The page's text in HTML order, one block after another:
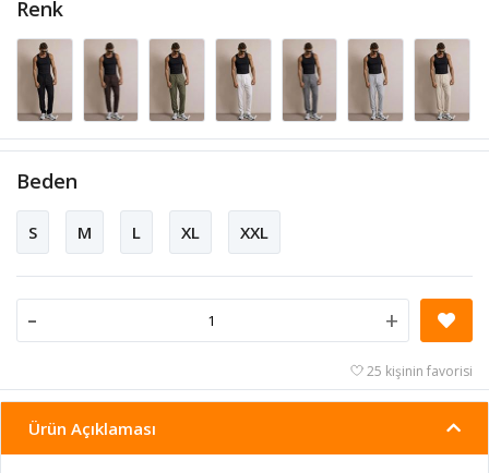
Renk
Beden
S M L XL XXL
- +
25 kişinin favorisi
Ürün Açıklaması